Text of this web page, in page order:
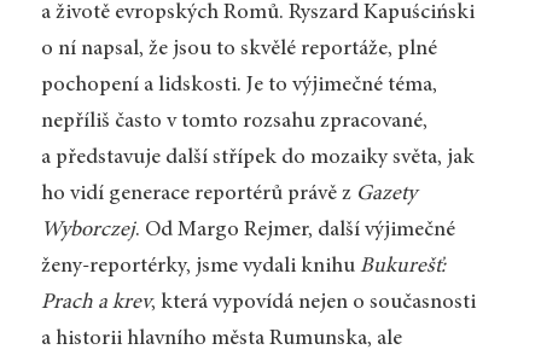
a životě evropských Romů. Ryszard Kapuściński
o ní napsal, že jsou to skvělé reportáže, plné
pochopení a lidskosti. Je to výjimečné téma,
nepříliš často v tomto rozsahu zpracované,
a představuje další střípek do mozaiky světa, jak
ho vidí generace reportérů právě z Gazety
Wyborczej. Od Margo Rejmer, další výjimečné
ženy-reportérky, jsme vydali knihu Bukurešť:
Prach a krev, která vypovídá nejen o současnosti
a historii hlavního města Rumunska, ale